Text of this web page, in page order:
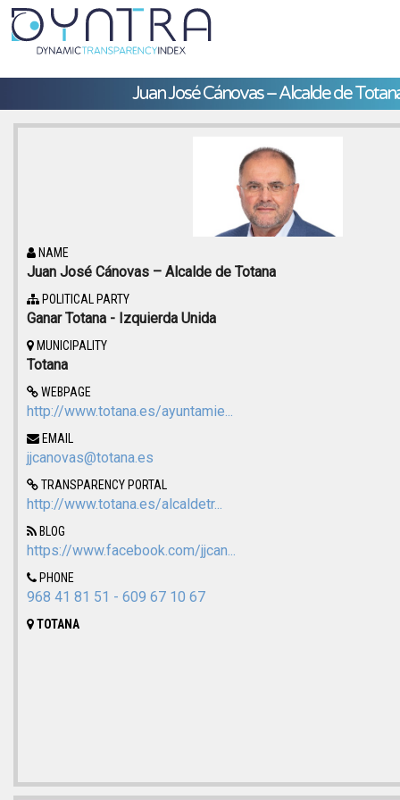
Juan José Cánovas – Alcalde de
NAME
Juan José Cánovas – Alcalde de Totana
POLITICAL PARTY
Ganar Totana - Izquierda Unida
MUNICIPALITY
Totana
WEBPAGE
http://www.totana.es/ayuntamie...
EMAIL
jjcanovas@totana.es
TRANSPARENCY PORTAL
http://www.totana.es/alcaldetr...
BLOG
https://www.facebook.com/jjcan...
PHONE
968 41 81 51 - 609 67 10 67
TOTANA